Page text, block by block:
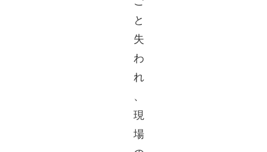
と
失
わ
れ
、
現
場